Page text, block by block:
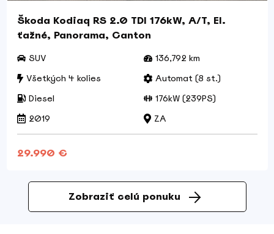
Škoda Kodiaq RS 2.0 TDI 176kW, A/T, El.
ťažné, Panorama, Canton
SUV
136,792 km
Všetkých 4 kolies
Automat (8 st.)
Diesel
176kW (239PS)
2019
ZA
29.990 €
Zobraziť celú ponuku